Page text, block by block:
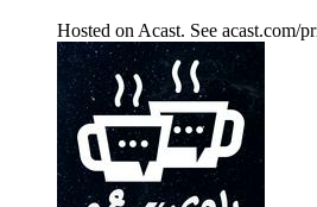
Hosted on Acast. See acast.com/